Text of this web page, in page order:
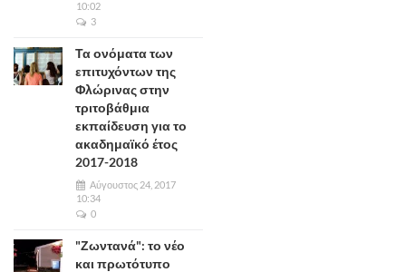
10:02
3
Τα ονόματα των
επιτυχόντων της
Φλώρινας στην
τριτοβάθμια
εκπαίδευση για το
ακαδημαϊκό έτος
2017-2018
Αύγουστος 24, 2017
10:34
0
"Ζωντανά": το νέο
και πρωτότυπο